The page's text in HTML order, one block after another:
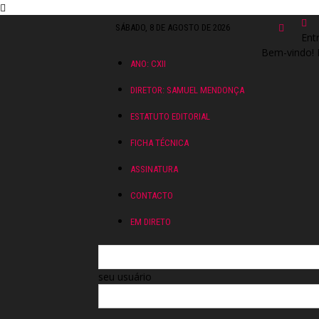
SÁBADO, 8 DE AGOSTO DE 2026
ANO: CXII
DIRETOR: SAMUEL MENDONÇA
ESTATUTO EDITORIAL
FICHA TÉCNICA
ASSINATURA
CONTACTO
EM DIRETO
Bem-vindo!
seu usuário